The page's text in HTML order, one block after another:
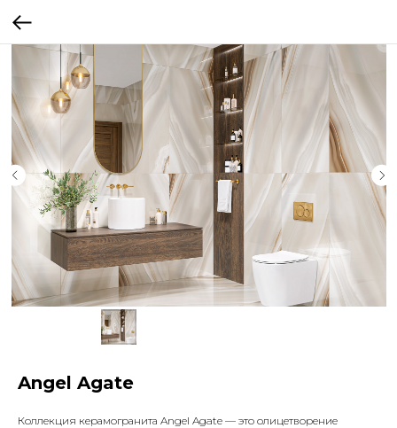
Angel Agate
Коллекция керамогранита Angel Agate — это олицетворение